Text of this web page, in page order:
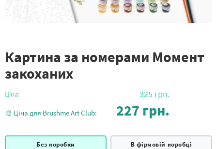
Картина за номерами Момент
закоханих
Ціна: 325 грн.
🎨 Ціна для Brushme Art Club: 227 грн.
Без коробки В фірмовій коробці